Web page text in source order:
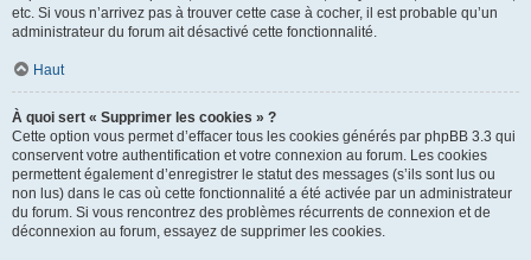
etc. Si vous n’arrivez pas à trouver cette case à cocher, il est probable qu’un
administrateur du forum ait désactivé cette fonctionnalité.
Haut
À quoi sert « Supprimer les cookies » ?
Cette option vous permet d’effacer tous les cookies générés par phpBB 3.3 qui
conservent votre authentification et votre connexion au forum. Les cookies
permettent également d’enregistrer le statut des messages (s’ils sont lus ou
non lus) dans le cas où cette fonctionnalité a été activée par un administrateur
du forum. Si vous rencontrez des problèmes récurrents de connexion et de
déconnexion au forum, essayez de supprimer les cookies.